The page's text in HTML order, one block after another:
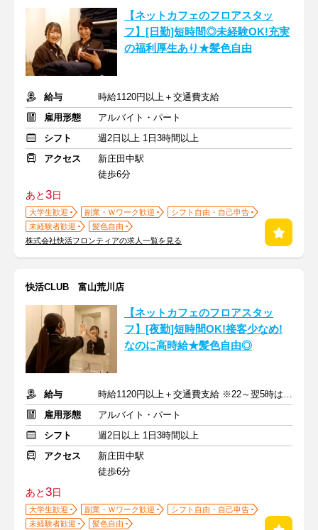
【ネットカフェのフロアスタッ
フ】[日勤]短時間◎未経験OK!充実
の福利厚生あり★髪色自由
給与
時給1120円以上＋交通費支給
雇用形態
アルバイト・パート
シフト
週2日以上 1日3時間以上
アクセス
新庄田中駅
徒歩6分
あと3日
大学生歓迎 副業・Ｗワーク歓迎
シフト自由・自己申告
未経験者歓迎
髪色自由
株式会社快活フロンティアの求人一覧を見る
快活CLUB 富山荒川店
【ネットカフェのフロアスタッ
フ】[夜勤]短時間OK!接客少なめ!
なのに高時給★髪色自由◎
給与
時給1120円以上＋交通費支給 ※22～翌5時は時給1400円
雇用形態
アルバイト・パート
シフト
週2日以上 1日3時間以上
アクセス
新庄田中駅
徒歩6分
あと3日
大学生歓迎 副業・Ｗワーク歓迎
シフト自由・自己申告
未経験者歓迎
髪色自由